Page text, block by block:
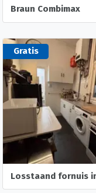
Braun Combimax
Gratis